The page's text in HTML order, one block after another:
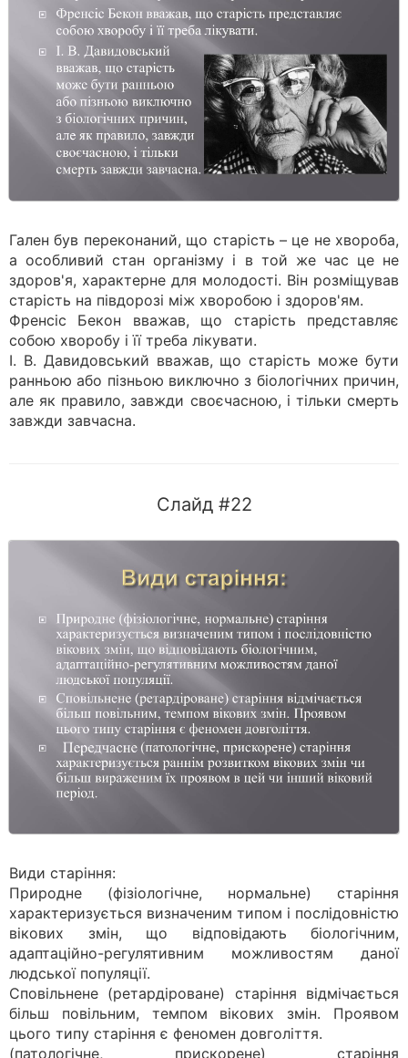
Гален був переконаний, що старість – це не хвороба,
а особливий стан організму і в той же час це не
здоров'я, характерне для молодості. Він розміщував
старість на півдорозі між хворобою і здоров'ям.
Френсіс Бекон вважав, що старість представляє
собою хворобу і її треба лікувати.
І. В. Давидовський вважав, що старість може бути
ранньою або пізньою виключно з біологічних причин,
але як правило, завжди своєчасною, і тільки смерть
завжди завчасна.
Слайд #22
Види старіння:
Природне (фізіологічне, нормальне) старіння
характеризується визначеним типом і послідовністю
вікових змін, що відповідають біологічним,
адаптаційно-регулятивним можливостям даної
людської популяції.
Сповільнене (ретардіроване) старіння відмічається
більш повільним, темпом вікових змін. Проявом
цього типу старіння є феномен довголіття.
(патологічне, прискорене) старіння